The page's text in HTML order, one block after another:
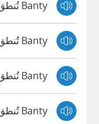
Banty تُنطق Kendra
Banty تُنطق Kimberly
Banty تُنطق Salli
Banty تُنطق Joey